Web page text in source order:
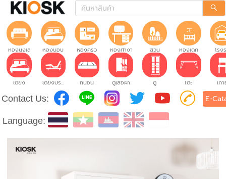
ห้องนั่งเล่น ห้องนอน ห้องครัว ห้องทำงาน สวน ห้องเด็ก โรง
เตียง เตียงปรับระดับ ที่นอน ตู้เสื้อผ้า ตู้ โต๊ะ เก้
Contact Us: E-
Language: